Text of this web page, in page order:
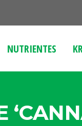
NUTRIENTES